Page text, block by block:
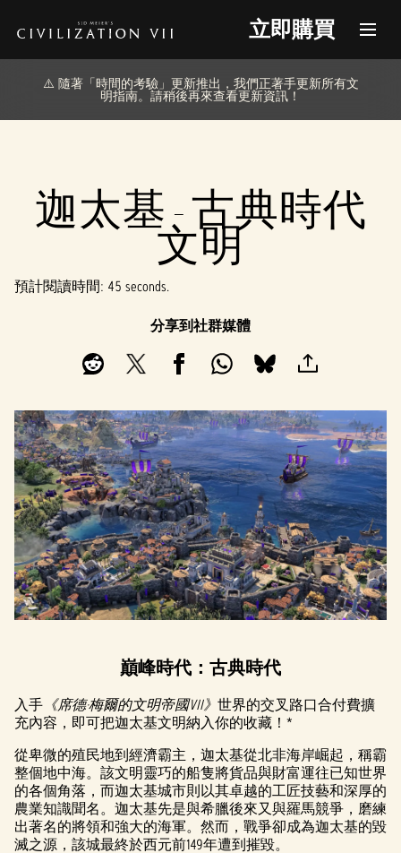
立即購買
⚠️ 隨著「時間的考驗」更新推出，我們正著手更新所有文
明指南。請稍後再來查看更新資訊！
迦太基 - 古典時代
文明
預計閱讀時間 45 seconds
分享到社群媒體
巔峰時代：古典時代
入手 《席德·梅爾的文明帝國VII》 世界的交叉路口合付費擴
充內容，即可把迦太基文明納入你的收藏！*
從卑微的殖民地到經濟霸主，迦太基從北非海岸崛起，稱霸
整個地中海。該文明靈巧的船隻將貨品與財富運往已知世界
的各個角落，而迦太基城市則以其卓越的工匠技藝和深厚的
農業知識聞名。迦太基先是與希臘後來又與羅馬競爭，磨練
出著名的將領和強大的海軍。然而，戰爭卻成為迦太基的毀
滅之源，該城最終於西元前149年遭到摧毀。